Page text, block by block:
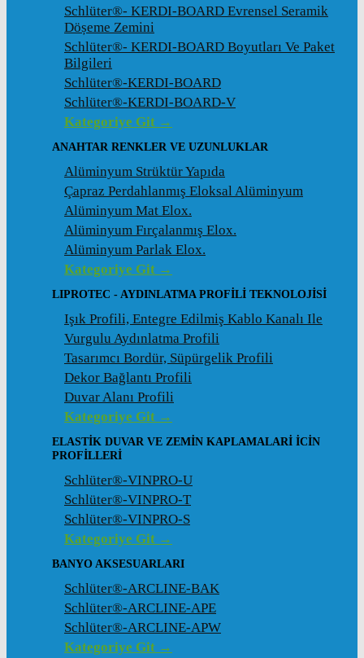
Schlüter®- KERDI-BOARD Evrensel Seramik
Döșeme Zemini
Schlüter®- KERDI-BOARD Boyutları Ve Paket
Bilgileri
Schlüter®-KERDI-BOARD
Schlüter®-KERDI-BOARD-V
Kategoriye Git →
ANAHTAR RENKLER VE UZUNLUKLAR
Alüminyum Strüktür Yapıda
Çapraz Perdahlanmış Eloksal Alüminyum
Alüminyum Mat Elox.
Alüminyum Fırçalanmış Elox.
Alüminyum Parlak Elox.
Kategoriye Git →
LIPROTEC - AYDINLATMA PROFILI TEKNOLOJISI
Işık Profili, Entegre Edilmiş Kablo Kanalı Ile
Vurgulu Aydınlatma Profili
Tasarımcı Bordür, Süpürgelik Profili
Dekor Bağlantı Profili
Duvar Alanı Profili
Kategoriye Git →
ELASTIK DUVAR VE ZEMIN KAPLAMALARI İCIN
PROFILLERI
Schlüter®-VINPRO-U
Schlüter®-VINPRO-T
Schlüter®-VINPRO-S
Kategoriye Git →
BANYO AKSESUARLARI
Schlüter®-ARCLINE-BAK
Schlüter®-ARCLINE-APE
Schlüter®-ARCLINE-APW
Kategoriye Git →